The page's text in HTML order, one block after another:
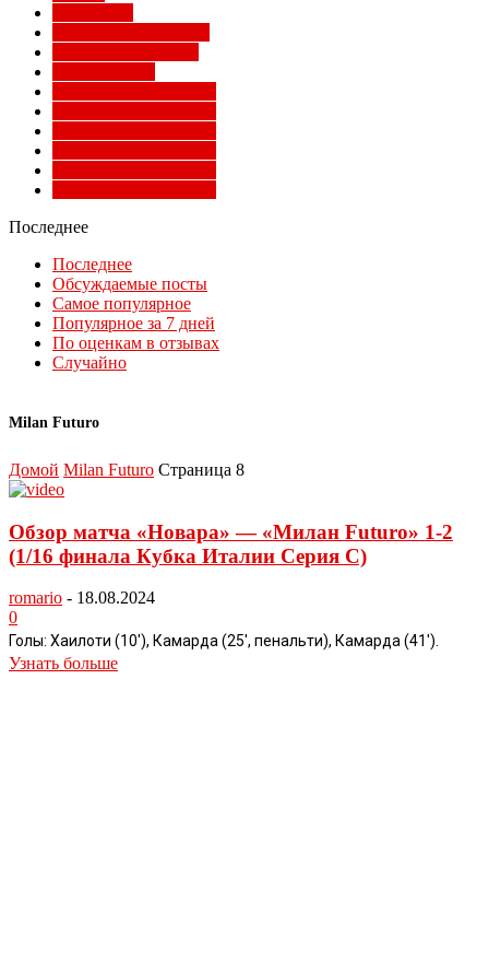
Последнее
Последнее
Обсуждаемые посты
Самое популярное
Популярное за 7 дней
По оценкам в отзывах
Случайно
Milan Futuro
Домой Milan Futuro Страница 8
Обзор матча «Новара» — «Милан Futuro» 1-2
(1/16 финала Кубка Италии Серия С)
romario - 18.08.2024
0
Голы: Хаилоти (10'), Камарда (25', пенальти), Камарда (41').
Узнать больше